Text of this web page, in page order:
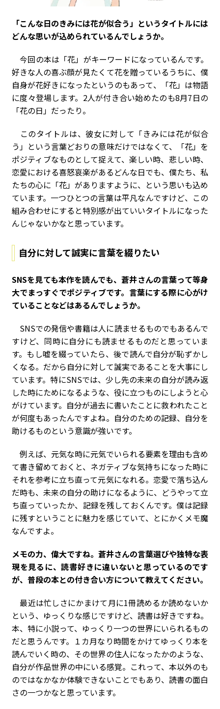
――「こんな日のきみには花が似合う」というタイトルには
どんな思いが込められているんでしょうか。
今回の本は「花」がキーワードになっているんです。
好きな人の喜ぶ顔が見たくて花を贈っているうちに、僕
自身が花好きになったというのもあって、「花」は物語
に度々登場します。2人が付き合い始めたのも8月7日の
「花の日」だったり。
このタイトルは、彼女に対して「きみには花が似合
う」という言葉どおりの意味だけではなくて、「花」を
ポジティブなものとして捉えて、楽しい時、悲しい時、
恋愛における喜怒哀楽があるどんな日でも、僕たち、私
たちの心に「花」がありますように、という思いも込め
ています。一つひとつの言葉は平凡なんですけど、この
組み合わせにすると特別感が出ていいタイトルになった
んじゃないかなと思っています。
自分に対して誠実に言葉を綴りたい
――SNSを見ても本作を読んでも、蒼井さんの言葉って等身
大でまっすぐでポジティブです。言葉にする際に心がけ
ていることなどはあるんでしょうか。
SNSでの発信や書籍は人に読ませるものでもあるんで
すけど、同時に自分にも読ませるものだと思っていま
す。もし嘘を綴っていたら、後で読んで自分が恥ずかし
くなる。だから自分に対して誠実であることを大事にし
ています。特にSNSでは、少し先の未来の自分が読み返
した時にためになるような、役に立つものにしようと心
がけています。自分が過去に書いたことに救われたこと
が何度もあったんですよね。自分のための記録、自分を
助けるものという意識が強いです。
例えば、元気な時に元気でいられる要素を理由も含め
て書き留めておくと、ネガティブな気持ちになった時に
それを参考に立ち直って元気になれる。恋愛で落ち込ん
だ時も、未来の自分の助けになるように、どうやって立
ち直っていったか、記録を残しておくんです。僕は記録
に残すということに魅力を感じていて、とにかくメモ魔
なんですよ。
――メモの力、偉大ですね。蒼井さんの言葉選びや独特な表
現を見るに、読書好きに違いないと思っているのです
が、普段の本との付き合い方について教えてください。
最近は忙しさにかまけて月に1冊読めるか読めないか
という、ゆっくりな感じですけど、読書は好きですね。
本、特に小説って、ゆっくり一つの世界にいられるもの
だと思うんです。１カ月なり時間をかけてゆっくり本を
読んでいく時の、その世界の住人になったかのような、
自分が作品世界の中にいる感覚。これって、本以外のも
のではなかなか体験できないことでもあり、読書の面白
さの一つかなと思っています。